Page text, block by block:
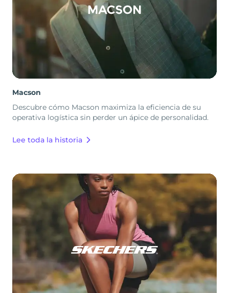
Macson
Descubre cómo Macson maximiza la eficiencia de su
operativa logística sin perder un ápice de personalidad.
Lee toda la historia